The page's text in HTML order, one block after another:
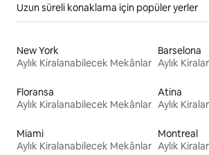
Uzun süreli konaklama için popüler yerler
New York
Aylık Kiralanabilecek Mekânlar
Barselona
Aylık
Floransa
Aylık Kiralanabilecek Mekânlar
Atina
Aylık
Miami
Aylık Kiralanabilecek Mekânlar
Montreal
Aylık